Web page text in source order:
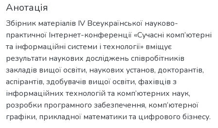
Анотація
Збірник матеріалів ІV Всеукраїнської науково-
практичної Інтернет-конференції «Сучасні комп’ютерні
та інформаційні системи і технології» вміщує
результати наукових досліджень співробітників
закладів вищої освіти, наукових установ, докторантів,
аспірантів, здобувачів вищої освіти, фахівців з
інформаційних технологій та комп’ютерних наук,
розробки програмного забезпечення, комп’ютерної
графіки, прикладної математики та цифрового бізнесу.